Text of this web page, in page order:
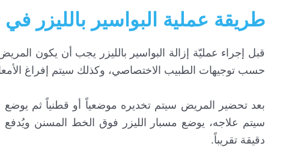
طريقة عملية البواسير بالليزر في
قبل إجراء عمليّة إزالة البواسير بالليزر يجب أن يكون
حسب توجيهات الطبيب الاختصاصي، وكذلك سيتم إفراغ
دقيقة تقريباً.